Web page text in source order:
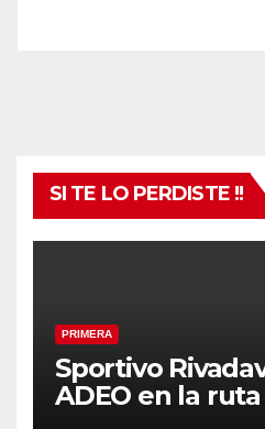
SI TE LO PERDISTE !!
PRIMERA
Sportivo
ADEO en la ruta